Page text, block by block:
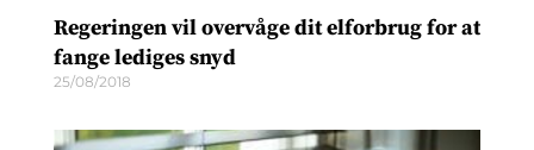
Regeringen vil overvåge dit elforbrug for at
fange lediges snyd
25/08/2018